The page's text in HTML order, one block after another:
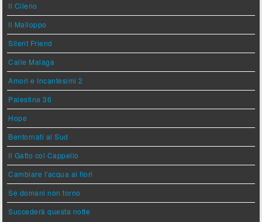
Il Cileno
Il Malloppo
Silent Friend
Calle Malaga
Amori e Incantesimi 2
Palestina 36
Hope
Bentornati al Sud
Il Gatto col Cappello
Cambiare l'acqua ai fiori
Se domani non torno
Succederà questa notte